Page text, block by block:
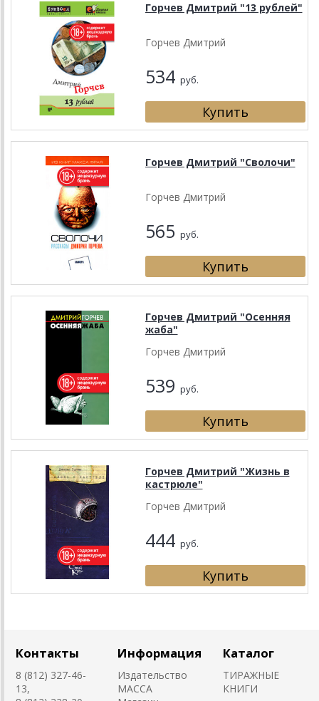
Горчев Дмитрий "13 рублей"
Горчев Дмитрий
534 руб.
Горчев Дмитрий "Сволочи"
Горчев Дмитрий
565 руб.
Горчев Дмитрий "Осенняя
жаба"
Горчев Дмитрий
539 руб.
Горчев Дмитрий "Жизнь в
кастрюле"
Горчев Дмитрий
444 руб.
Контакты
8 (812) 327-46-
13,
Информация
Издательство
MACCA
Каталог
ТИРАЖНЫЕ
КНИГИ